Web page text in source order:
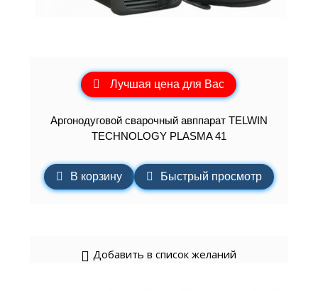
Лучшая цена для Вас
Аргонодуговой сварочный авппарат TELWIN
TECHNOLOGY PLASMA 41
В корзину Быстрый просмотр
Добавить в список желаний